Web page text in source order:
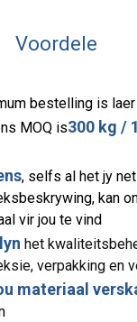
Voordele
bestelling is
MOQ is300 kg /
, selfs al het jy
kan
vir jou te vind
het
verpakking en
materiaal